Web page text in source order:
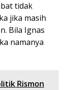
tidak
jika masih
Bila Ignas
namanya
Rismon